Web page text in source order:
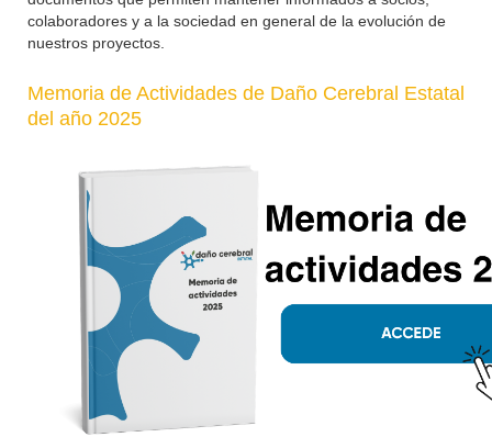
colaboradores y a la sociedad en general de la evolución de
nuestros proyectos.
Memoria de Actividades de Daño Cerebral Estatal
del año 2025